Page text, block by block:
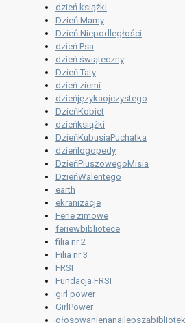
dzień książki
Dzień Mamy
Dzień Niepodległości
dzień Psa
dzień świąteczny
Dzień Taty
dzień ziemi
dzieńjęzykaojczystego
DzieńKobiet
dzieńksiążki
DzieńKubusiaPuchatka
dzieńlogopedy
DzieńPluszowegoMisia
DzieńWalentego
earth
ekranizacje
Ferie zimowe
feriewbibliotece
filia nr 2
Filia nr 3
FRSI
Fundacja FRSI
girl power
GirlPower